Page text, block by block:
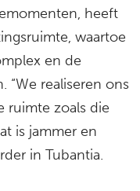
heeft
waartoe
en de
“We realiseren ons
ruimte zoals die
is jammer en
in Tubantia.